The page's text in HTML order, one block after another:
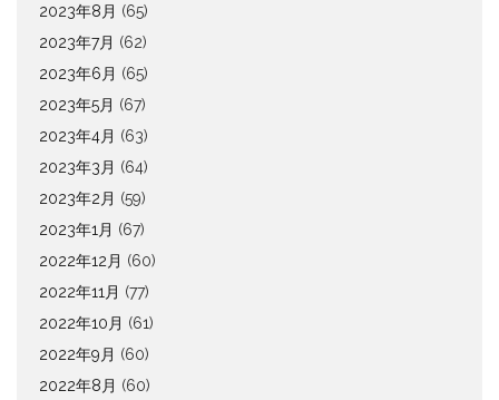
2023年8月 (65)
2023年7月 (62)
2023年6月 (65)
2023年5月 (67)
2023年4月 (63)
2023年3月 (64)
2023年2月 (59)
2023年1月 (67)
2022年12月 (60)
2022年11月 (77)
2022年10月 (61)
2022年9月 (60)
2022年8月 (60)